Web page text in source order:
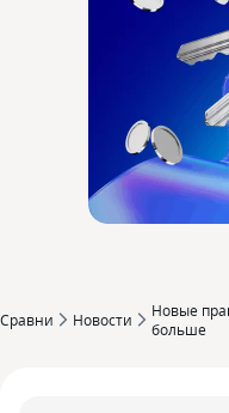
Сравни Новости
Новые
больше